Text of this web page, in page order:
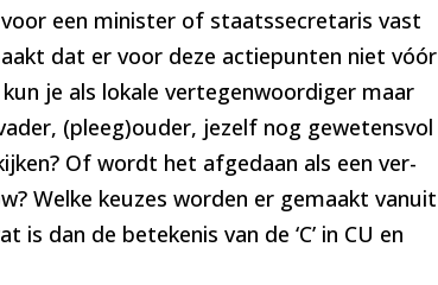
een minister of staatssecretaris vast
dat er voor deze actiepunten niet vóór
je als lokale vertegenwoordiger maar
(pleeg)ouder, jezelf nog gewetensvol
Of wordt het afgedaan als een ver-
Welke keuzes worden er gemaakt vanuit
is dan de betekenis van de ‘C’ in CU en